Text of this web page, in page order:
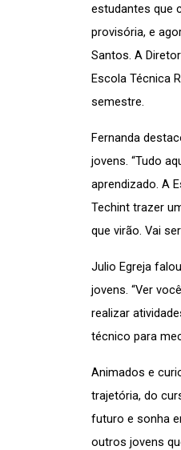
estudantes que
provisória, e
Santos. A
Escola Técnica
semestre.
Fernanda
jovens. “Tudo
aprendizado. A
Techint trazer
que virão. Vai
Julio Egreja
jovens. “Ver
realizar
técnico para
Animados e
trajetória, do
futuro e sonha
outros jovens